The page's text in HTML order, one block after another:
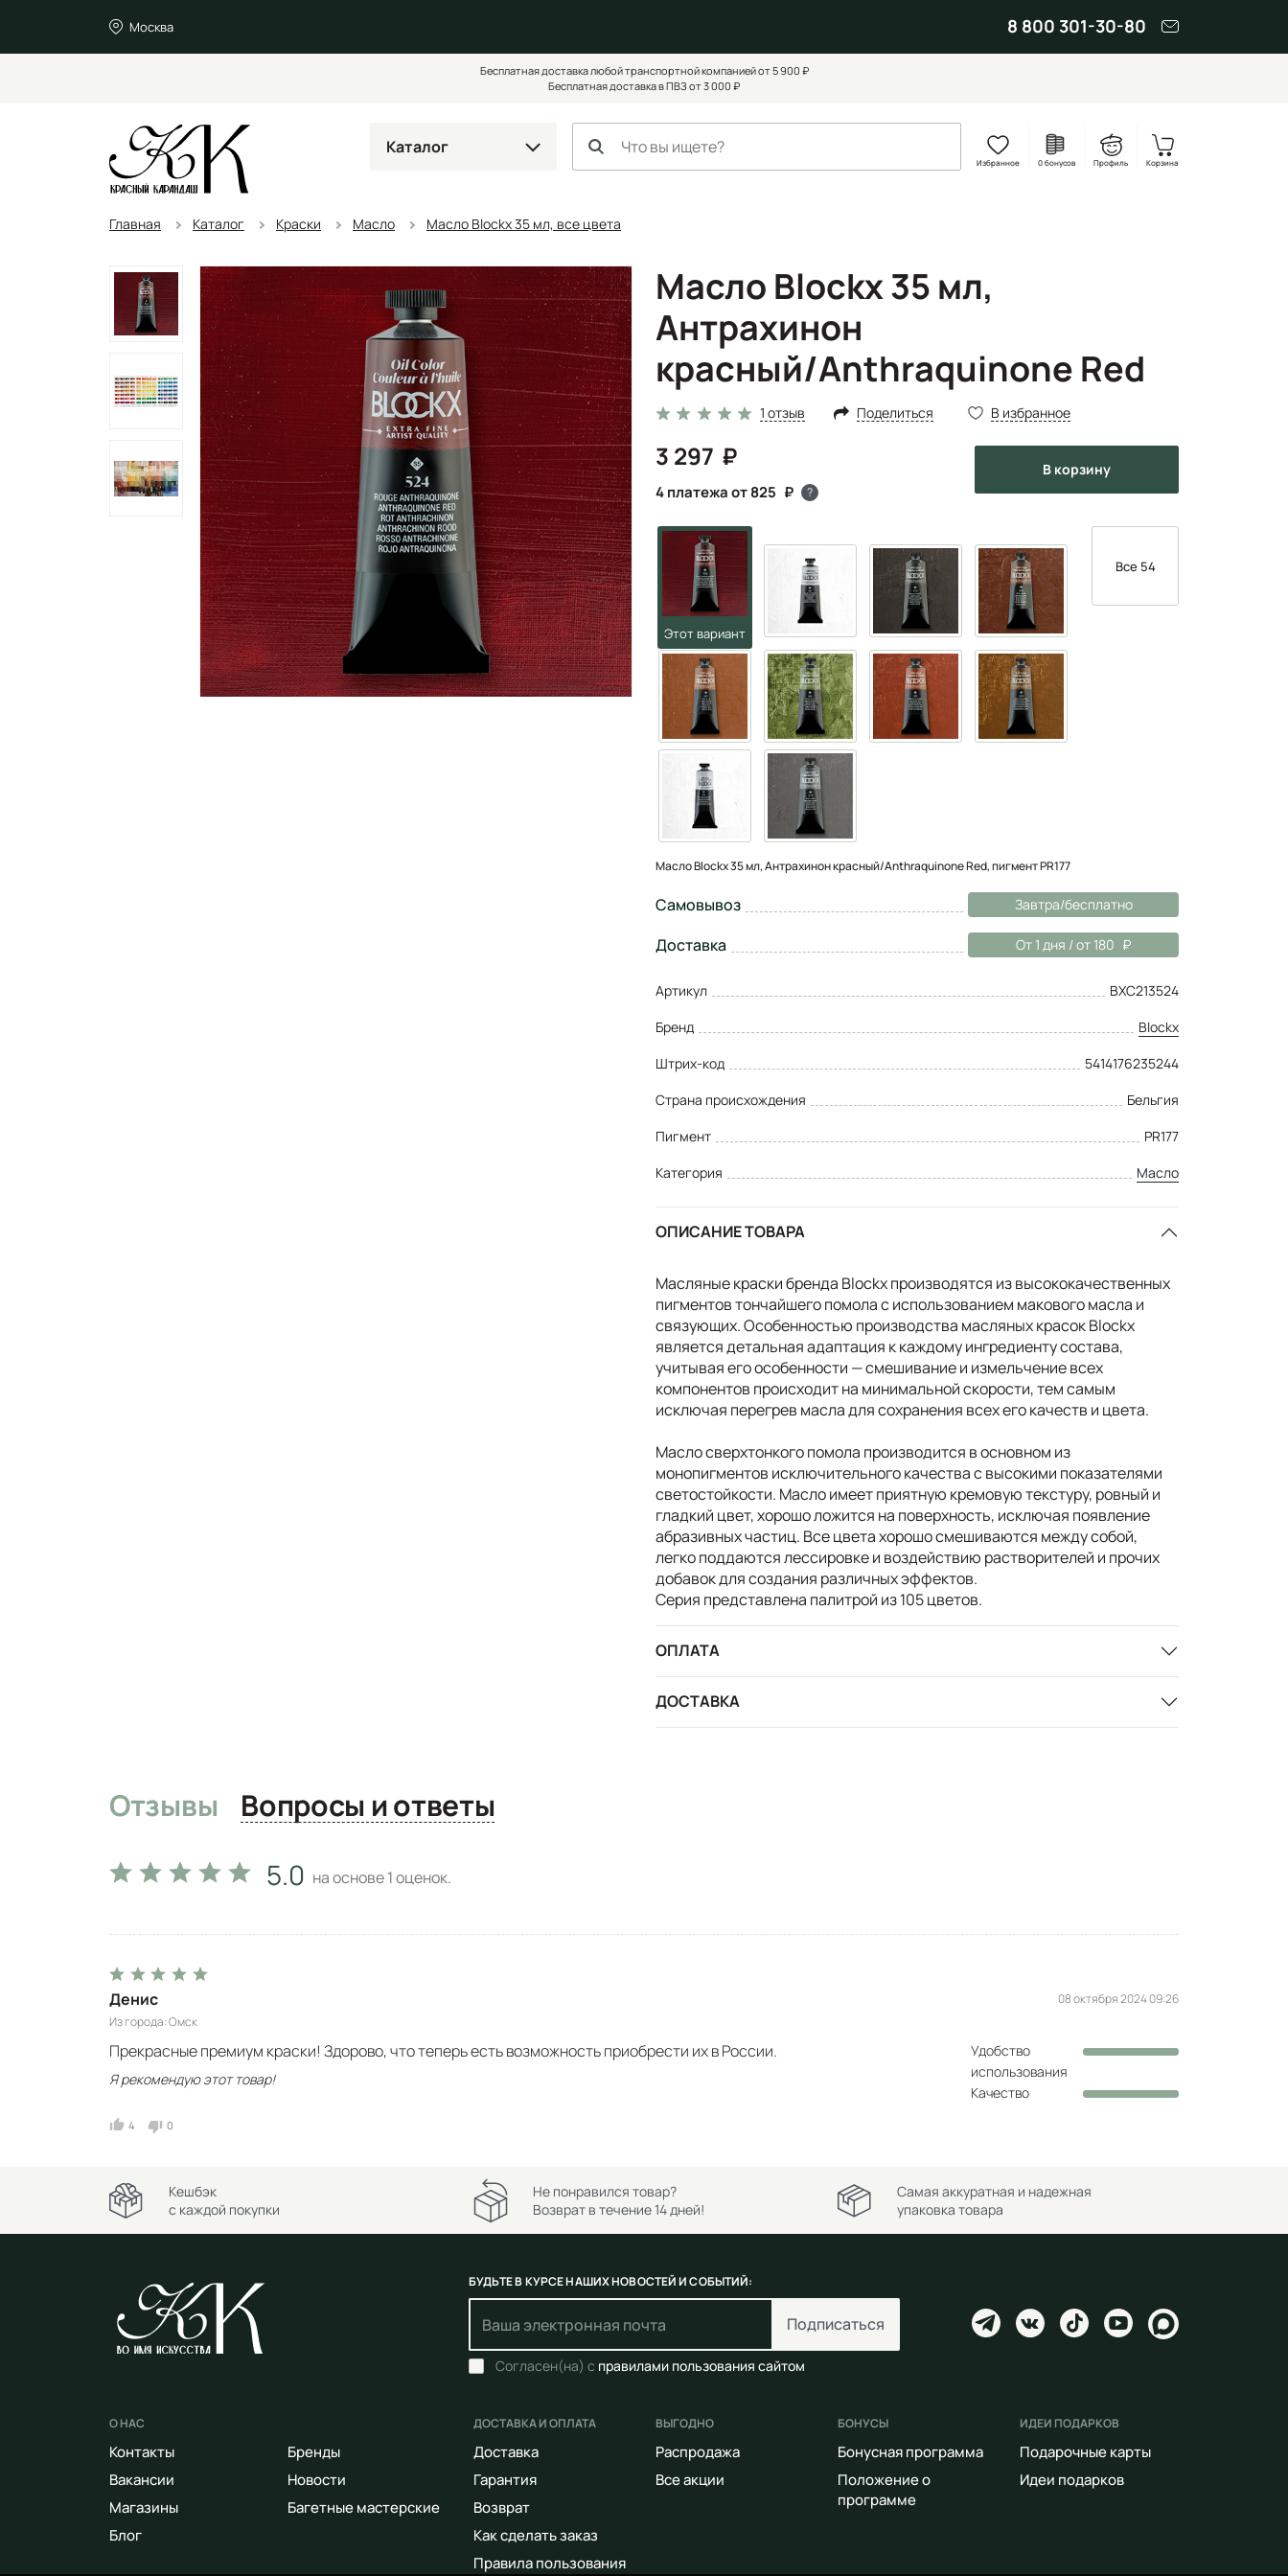
Москва 8 800 301-30-80
Бесплатная доставка любой транспортной компанией от 5 900 ₽
Бесплатная доставка в ПВЗ от 3 000 ₽
Каталог
Избранное 0 бонусов Профиль Корзина
Главная Каталог Краски Масло Масло Blockx 35 мл, все цвета
Масло Blockx 35 мл,
Антрахинон
красный/Anthraquinone Red
1 отзыв Поделиться В избранное
3 297
4 платежа от 825 ?
в корзину
Все 54
Масло Blockx 35 мл, Антрахинон красный/Anthraquinone Red, пигмент PR177
Самовывоз Завтра/бесплатно
Доставка От 1 дня / от 180
Артикул
BXC213524
Бренд
Blockx
Штрих-код
5414176235244
Страна происхождения
Бельгия
Пигмент
PR177
Категория
Масло
ОПИСАНИЕ ТОВАРА
Масляные краски бренда Blockx производятся из высококачественных
пигментов тончайшего помола с использованием макового масла и
связующих. Особенностью производства масляных красок Blockx
является детальная адаптация к каждому ингредиенту состава,
учитывая его особенности — смешивание и измельчение всех
компонентов происходит на минимальной скорости, тем самым
исключая перегрев масла для сохранения всех его качеств и цвета.
Масло сверхтонкого помола производится в основном из
монопигментов исключительного качества с высокими показателями
светостойкости. Масло имеет приятную кремовую текстуру, ровный и
гладкий цвет, хорошо ложится на поверхность, исключая появление
абразивных частиц. Все цвета хорошо смешиваются между собой,
легко поддаются лессировке и воздействию растворителей и прочих
добавок для создания различных эффектов.
Серия представлена палитрой из 105 цветов.
ОПЛАТА
ДОСТАВКА
Отзывы Вопросы и ответы
5.0 на основе1оценок.
Денис
Из города Омск
08 октября 2024 09:26
Прекрасные премиум краски! Здорово, что теперь есть возможность приобрести их в России.
Я рекомендую этот товар!
Удобство
использования
Качество
4 0
Кешбэк
с каждой покупки
Не понравился товар?
Возврат в течение 14 дней!
Самая аккуратная и надежная
упаковка товара
БУДЬТЕ В КУРСЕ НАШИХ НОВОСТЕЙ И СОБЫТИЙ:
Подписаться
Согласен(на) с правилами пользования сайтом
О НАС
Контакты
Вакансии
Магазины
Блог
Бренды
Новости
Багетные мастерские
ДОСТАВКА И ОПЛАТА
Доставка
Гарантия
Возврат
Как сделать заказ
Правила пользования
ВЫГОДНО
Распродажа
Все акции
БОНУСЫ
Бонусная программа
Положение о
программе
ИДЕИ ПОДАРКОВ
Подарочные карты
Идеи подарков